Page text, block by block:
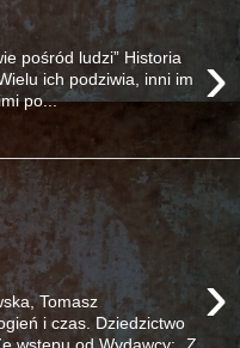
›
pośród ludzi” Historia
ich podziwia, inni im
po...
›
Tomasz
i czas. Dziedzictwo